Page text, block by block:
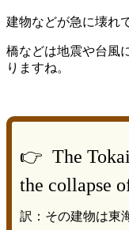
建物などが急に壊れ
橋などは地震や台風
りますね。
👉 The Tokai
the collapse
訳：その建物は東